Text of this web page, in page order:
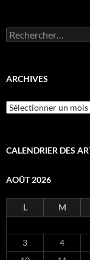
Rechercher :
ARCHIVES
Archives
CALENDRIER DES
AOÛT 2026
L M
3
4